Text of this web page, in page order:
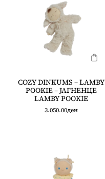
COZY DINKUMS – LAMBY
POOKIE – ЈАГНЕНЦЕ
LAMBY POOKIE
3.050.00ден